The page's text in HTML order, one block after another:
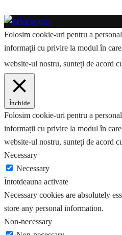
Folosim cookie-uri pentru a
informații cu privire la modul în
website-ul nostru, sunteți de acord
Închide
Folosim cookie-uri pentru a
informații cu privire la modul în
website-ul nostru, sunteți de acord
Necessary
Necessary
Întotdeauna activate
Necessary cookies are absolutely
store any personal information.
Non-necessary